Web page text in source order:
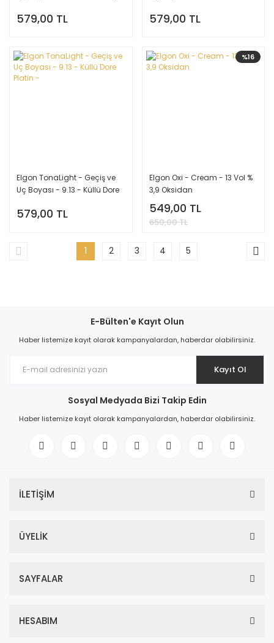
Cenere
579,00 TL 579,00 TL
Elgon TonaLight - Geçiş ve
Uç Boyası - 9.13 - Küllü Dore
579,00 TL
%16
Elgon Oxi - Cream - 13 Vol %
3,9 Oksidan
549,00 TL
650,00 TL
1 2 3 4 5
E-Bülten'e Kayıt Olun
Haber listemize kayıt olarak kampanyalardan, haberdar olabilirsiniz.
Kayıt Ol
Sosyal Medyada Bizi Takip Edin
Haber listemize kayıt olarak kampanyalardan, haberdar olabilirsiniz.
İLETİŞİM
ÜYELİK
SAYFALAR
HESABIM